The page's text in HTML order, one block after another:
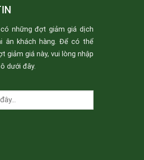
những đợt giảm giá dịch
ân khách hàng. Để có thể
giảm giá này, vui lòng nhập
dưới đây.